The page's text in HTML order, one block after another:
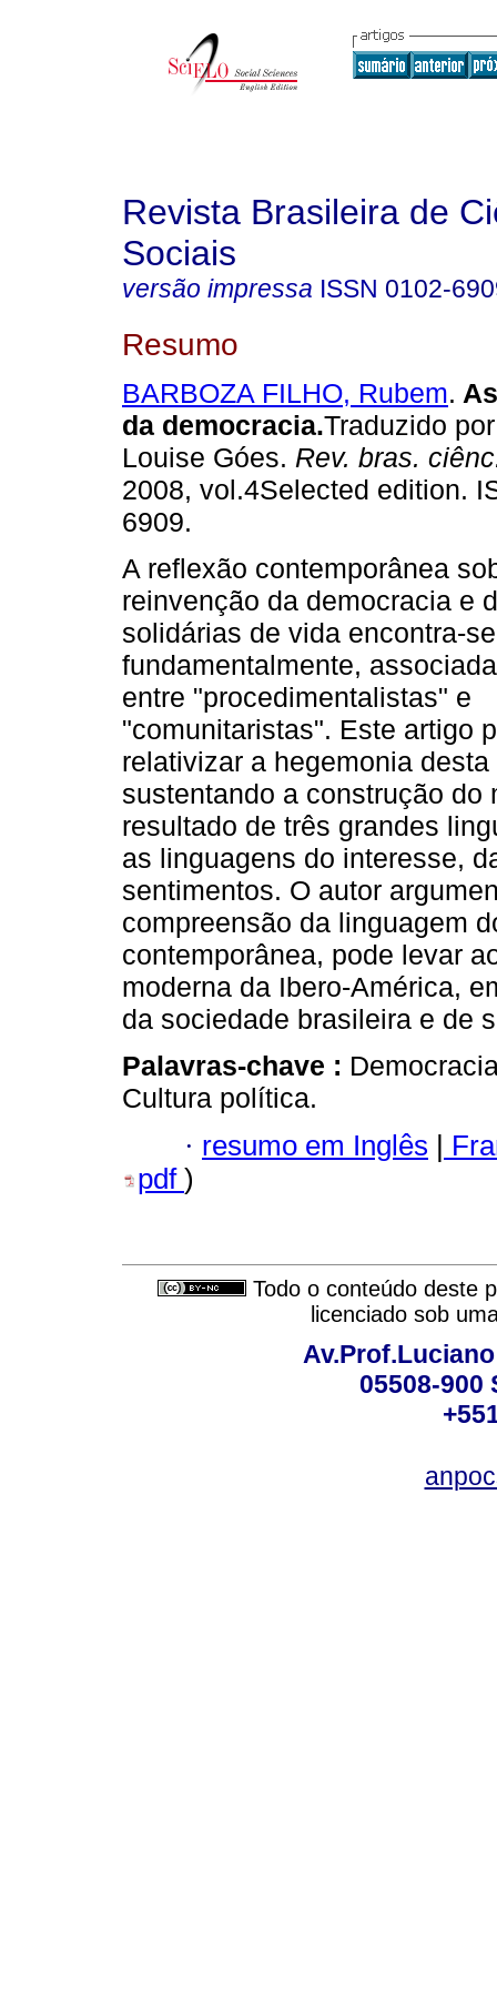
Revista Brasileira de
Sociais
versão impressa ISSN 0102-
Resumo
BARBOZA FILHO, Rubem.
da democracia.Traduzido
Louise Góes. Rev. bras.
2008, vol.4Selected edition.
6909.
A reflexão contemporânea
reinvenção da democracia e
solidárias de vida encontra-
fundamentalmente,
entre "procedimentalistas" e
"comunitaristas". Este artigo
relativizar a hegemonia
sustentando a construção do
resultado de três grandes
as linguagens do interesse,
sentimentos. O autor
compreensão da linguagem
contemporânea, pode levar
moderna da Ibero-América,
da sociedade brasileira e de
Palavras-chave :
Cultura política.
· resumo em Inglês |
pdf )
Todo o conteúdo deste
licenciado sob
05508-900